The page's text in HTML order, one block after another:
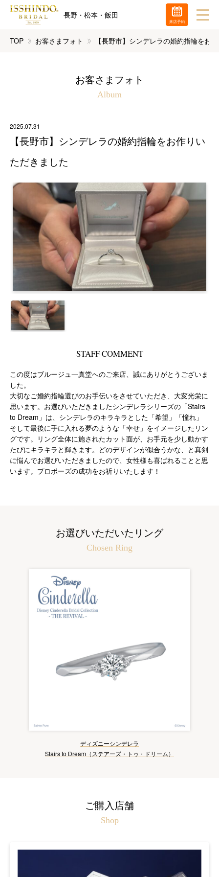
長野・松本・飯田
TOP お客さまフォト 【長野市】シンデレラの婚約指輪をお
お客さまフォト
Album
2025.07.31
【長野市】シンデレラの婚約指輪をお作りい
ただきました
STAFF COMMENT
この度はブルージュ一真堂へのご来店、誠にありがとうございま
した。
大切なご婚約指輪選びのお手伝いをさせていただき、大変光栄に
思います。お選びいただきましたシンデレラシリーズの「Stairs
to Dream」は、シンデレラのキラキラとした「希望」「憧れ」
そして最後に手に入れる夢のような「幸せ」をイメージしたリン
グです。リング全体に施されたカット面が、お手元を少し動かす
たびにキラキラと輝きます。どのデザインが似合うかな、と真剣
に悩んでお選びいただきましたので、女性様も喜ばれることと思
います。プロポーズの成功をお祈りいたします！
お選びいただいたリング
Chosen Ring
ディズニーシンデレラ
Stairs to Dream（ステアーズ・トゥ・ドリーム）
ご購入店舗
Shop
来店予約